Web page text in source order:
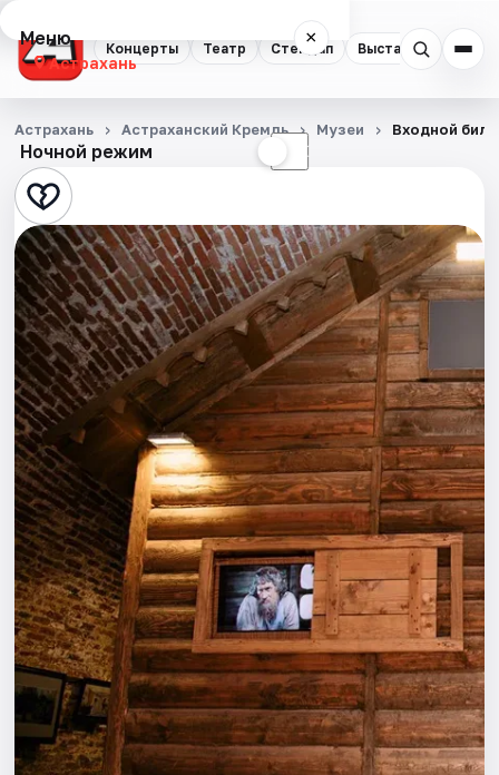
Концерты Театр Стендап Выставки
Меню ×
Астрахань
Концерты
Театр
Стендап
Выставки
Квесты
Экскурсии
Спорт
События
Города
Площадки
Артисты
Рейтинги
Ночной режим ☾
Астрахань Астраханский Кремль Музеи Входной